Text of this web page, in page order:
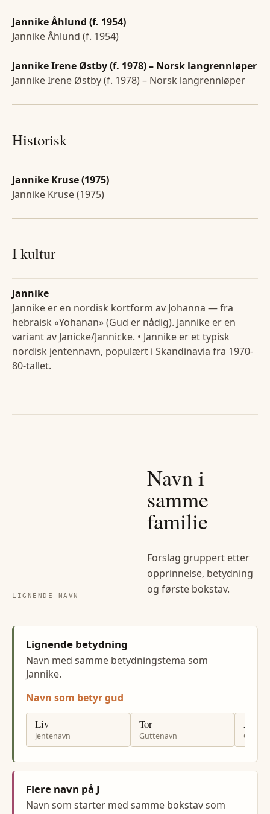
Jannike Åhlund (f. 1954)
Jannike Åhlund (f. 1954)
Jannike Irene Østby (f. 1978) – Norsk langrennløper
Jannike Irene Østby (f. 1978) – Norsk langrennløper
Historisk
Jannike Kruse (1975)
Jannike Kruse (1975)
I kultur
Jannike
Jannike er en nordisk kortform av Johanna — fra
hebraisk «Yohanan» (Gud er nådig). Jannike er en
variant av Janicke/Jannicke. • Jannike er et typisk
nordisk jentennavn, populært i Skandinavia fra 1970-
80-tallet.
LIGNENDE NAVN
Navn i
samme
familie
Forslag gruppert etter
opprinnelse, betydning
og første bokstav.
Lignende betydning
Navn med samme betydningstema som
Jannike.
Navn som betyr gud
Liv
Jentenavn
Tor
Guttenavn
Flere navn på J
Navn som starter med samme bokstav som